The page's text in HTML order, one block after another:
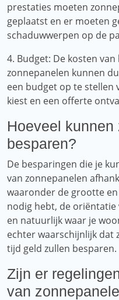
prestaties moeten
geplaatst en er moeten
schaduwwerpen op de
4. Budget: De kosten
zonnepanelen kunnen
een ​​budget op te
kiest en een offerte
Hoeveel
besparen?
De besparingen die je
van zonnepanelen
waaronder de grootte
nodig hebt, de oriëntatie
en natuurlijk waar je
echter waarschijnlijk dat
tijd geld zullen besparen.
Zijn er
van